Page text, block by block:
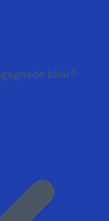
bilar?